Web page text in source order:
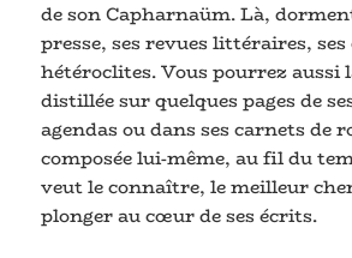
de son Capharnaüm. Là,
presse, ses revues littéraires,
hétéroclites. Vous pourrez aussi
distillée sur quelques pages de
agendas ou dans ses carnets de
composée lui-même, au fil du
veut le connaître, le meilleur
plonger au cœur de ses écrits.